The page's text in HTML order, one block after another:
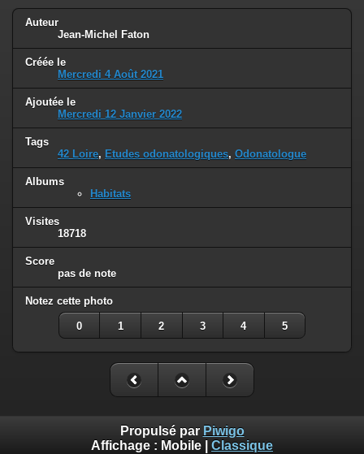
Auteur
Jean-Michel Faton
Créée le
Mercredi 4 Août 2021
Ajoutée le
Mercredi 12 Janvier 2022
Tags
42 Loire, Etudes odonatologiques, Odonatologue
Albums
Habitats
Visites
18718
Score
pas de note
Notez cette photo
0 1 2 3 4 5
Propulsé par Piwigo
Affichage : Mobile Classique